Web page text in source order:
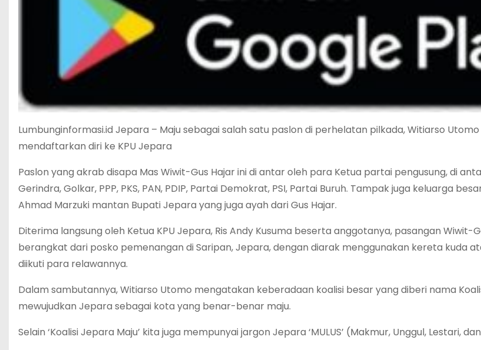
Lumbunginformasi.id Jepara – Maju sebagai salah satu paslon di perhelatan pilkada, Witiarso Utomo
mendaftarkan diri ke KPU Jepara
Paslon yang akrab disapa Mas Wiwit-Gus Hajar ini di antar oleh para Ketua partai pengusung, di
Gerindra, Golkar, PPP, PKS, PAN, PDIP, Partai Demokrat, PSI, Partai Buruh. Tampak juga keluarga
Ahmad Marzuki mantan Bupati Jepara yang juga ayah dari Gus Hajar.
Diterima langsung oleh Ketua KPU Jepara, Ris Andy Kusuma beserta anggotanya, pasangan Wiwit-
berangkat dari posko pemenangan di Saripan, Jepara, dengan diarak menggunakan kereta kuda
diikuti para relawannya.
Dalam sambutannya, Witiarso Utomo mengatakan keberadaan koalisi besar yang diberi nama
mewujudkan Jepara sebagai kota yang benar-benar maju.
Selain ‘Koalisi Jepara Maju’ kita juga mempunyai jargon Jepara ‘MULUS’ (Makmur, Unggul, Lestari,